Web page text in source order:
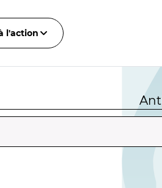
l'action